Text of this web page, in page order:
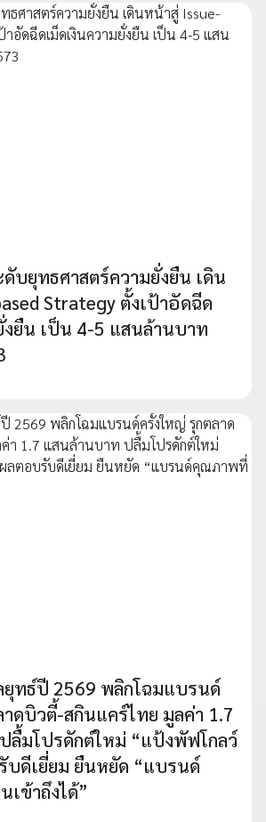
ดับยุทธศาสตร์ความยั่งยืน เดิน
Strategy ตั้งเป้าอัดฉีด
งยืน เป็น 4-5 แสนล้านบาท
ยุทธ์ปี 2569 พลิกโฉมแบรนด์
ดบิวตี้-สกินแคร์ไทย มูลค่า 1.7
ลื้มโปรดักต์ใหม่ “แป้งพัฟโกลว์
บดีเยี่ยม ยืนหยัด “แบรนด์
ข้าถึงได้”